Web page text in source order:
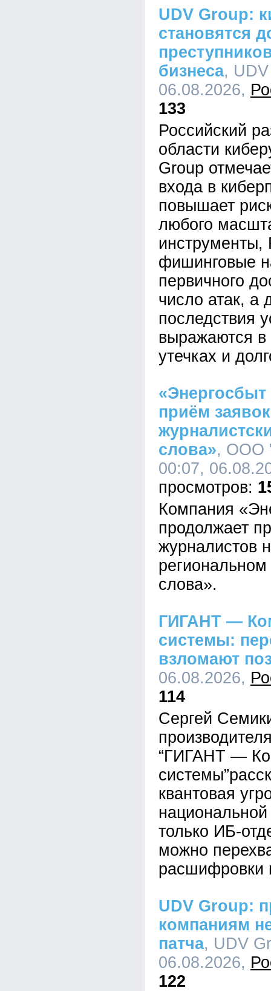
UDV Group:
становятся
бизнеса,
06.08.2026,
133
Российский
области
Group
входа в
повышает
любого
фишинговые
первичного
число атак, а
последствия
выражаются в
утечках и
приём
слова», ООО
00:07,
Компания
продолжает
журналистов
слова».
ГИГАНТ —
системы:
взломают
06.08.2026,
114
Сергей
“ГИГАНТ —
квантовая
только ИБ-
можно
расшифровки
UDV Group:
компаниям
патча, UDV
06.08.2026,
122